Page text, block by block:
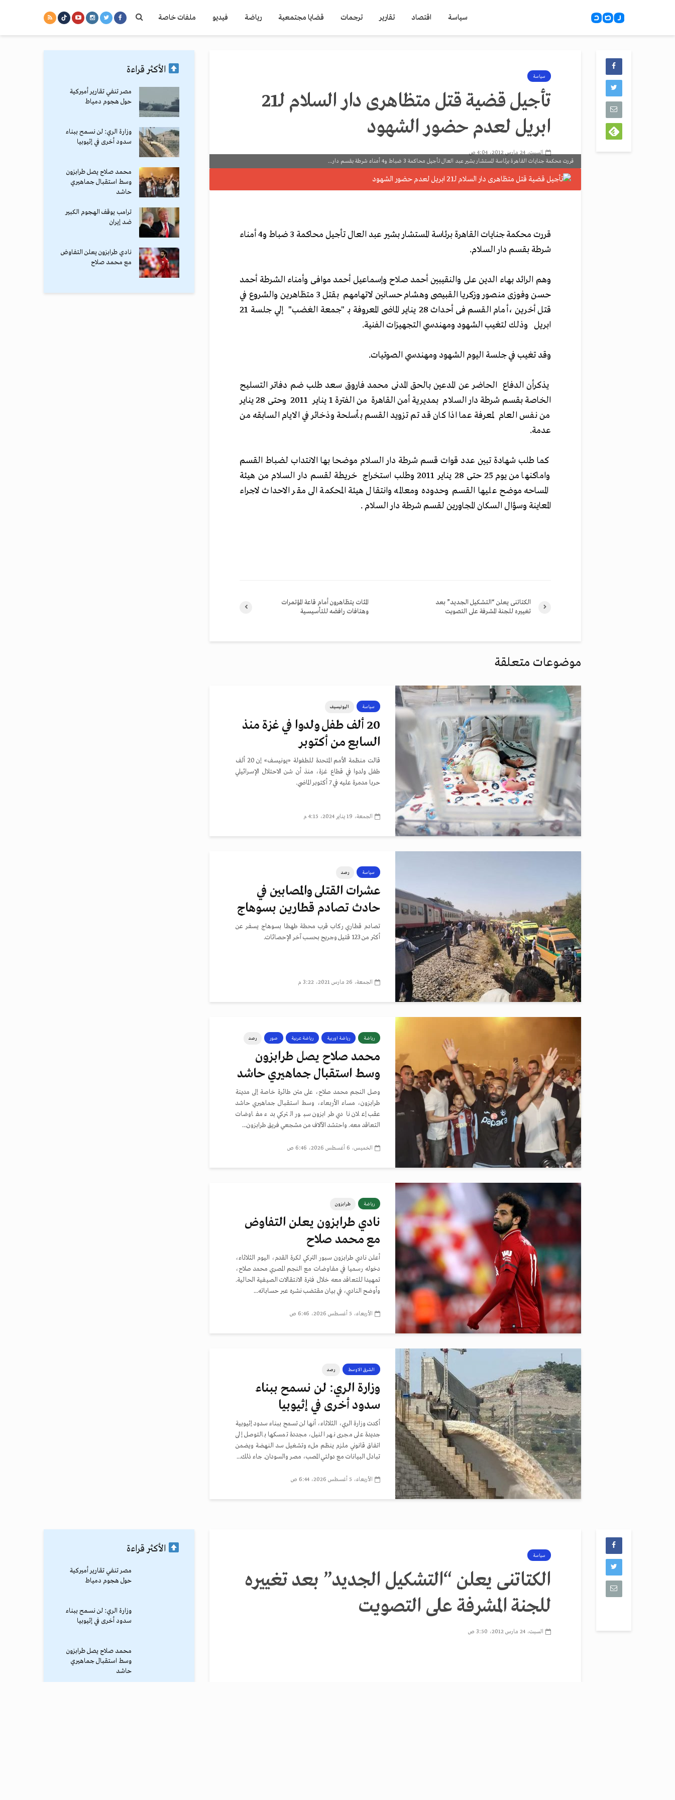
سياسة اقتصاد تقارير ترجمات قضايا مجتمعية رياضة فيديو ملفات خاصة
سياسة
تأجيل قضية قتل متظاهرى دار السلام لـ21
ابريل لعدم حضور الشهود
السبت، 24 مارس 2012، 4:04 ص
قررت محكمة جنايات القاهرة برئاسة المستشار بشير عبد العال تأجيل محاكمة 3 ضباط و4 أمناء شرطة بقسم دار...
قررت محكمة جنايات القاهرة برئاسة المستشار بشير عبد العال تأجيل محاكمة 3 ضباط و4 أمناء
شرطة بقسم دار السلام.
وهم الرائد بهاء الدين على والنقيبين أحمد صلاح وإسماعيل أحمد موافى وأمناء الشرطة أحمد
حسن وفوزى منصور وزكريا القبيصى وهشام حسانين لاتهامهم بقتل 3 متظاهرين والشروع في
قتل أخرين ،أمام القسم فى أحداث 28 يناير الماضى المعروفة بـ "جمعة الغضب" إلي جلسة 21
ابريل وذلك لتغيب الشهود ومهندسي التجهيزات الفنية.
وقد تغيب في جلسة اليوم الشهود ومهندسي الصوتيات.
يذكرأن الدفاع الحاضر عن المدعين بالحق المدنى محمد فاروق سعد طلب ضم دفاتر التسليح
الخاصة بقسم شرطة دار السلام بمديرية أمن القاهرة من الفترة 1 يناير 2011 وحتى 28 يناير
من نفس العام لمعرفة عما اذا كان قد تم تزويد القسم بأسلحة وذخائر في الايام السابقه من
عدمة.
كما طلب شهادة تبين عدد قوات قسم شرطة دار السلام موضحا بها الانتداب لضباط القسم
واماكنها من يوم 25 حتى 28 يناير 2011 وطلب استخراج خريطة لقسم دار السلام من هيئة
المساحه موضح عليها القسم وحدوده ومعالمه وانتقال هيئة المحكمة الى مقر الاحداث لاجراء
المعاينة وسؤال السكان المجاورين لقسم شرطة دار السلام .
المئات يتظاهرون أمام قاعة المؤتمرات
وهتافات رافضه للتأسيسية
الكتاتنى يعلن “التشكيل الجديد” بعد
تغييره للجنة المشرفة على التصويت
موضوعات متعلقة
سياسة اليونيسيف
20 ألف طفل ولدوا في غزة منذ
السابع من أكتوبر
قالت منظمة الأمم المتحدة للطفولة «يونيسف» إن 20 ألف
طفل ولدوا في قطاع غزة، منذ أن شن الاحتلال الإسرائيلي
حربا مدمرة عليه في 7 أكتوبر الماضي.
الجمعة، 19 يناير 2024، 4:15 م
سياسة رصد
عشرات القتلى والمصابين في
حادث تصادم قطارين بسوهاج
تصادم قطاري ركاب قرب محطة طهطا بسوهاج يسفر عن
أكثر من 123 قتيل وجريح بحسب آخر الإحصائات.
الجمعة، 26 مارس 2021، 3:22 م
رياضة رياضة اوربية رياضة عربية صور رصد
محمد صلاح يصل طرابزون
وسط استقبال جماهيري حاشد
وصل النجم محمد صلاح، على متن طائرة خاصة إلى مدينة
طرابزون، مساء الأربعاء، وسط استقبال جماهيري حاشد
عقب إعلان نادي طرابزون سبور التركي بدء مفاوضات
التعاقد معه. واحتشد الآلاف من مشجعي فريق طرابزون...
الخميس، 6 أغسطس 2026، 6:46 ص
رياضة طرابزون
نادي طرابزون يعلن التفاوض
مع محمد صلاح
أعلن نادي طرابزون سبور التركي لكرة القدم، اليوم الثلاثاء،
دخوله رسميا في مفاوضات مع النجم المصري محمد صلاح،
تمهيدا للتعاقد معه خلال فترة الانتقالات الصيفية الحالية.
وأوضح النادي، في بيان مقتضب نشره عبر حساباته...
الأربعاء، 5 أغسطس 2026، 6:46 ص
الشرق الاوسط رصد
وزارة الري: لن نسمح ببناء
سدود أخرى في إثيوبيا
أكدت وزارة الري، الثلاثاء، أنها لن تسمح ببناء سدود إثيوبية
جديدة على مجرى نهر النيل، مجددة تمسكها بالتوصل إلى
اتفاق قانوني ملزم ينظم ملء وتشغيل سد النهضة ويضمن
تبادل البيانات مع دولتي المصب، مصر والسودان. جاء ذلك...
الأربعاء، 5 أغسطس 2026، 6:44 ص
الأكثر قراءة
مصر تنفي تقارير أميركية
حول هجوم دمياط
وزارة الري: لن نسمح ببناء
سدود أخرى في إثيوبيا
محمد صلاح يصل طرابزون
وسط استقبال جماهيري
حاشد
ترامب يوقف الهجوم الكبير
ضد إيران
نادي طرابزون يعلن التفاوض
مع محمد صلاح
سياسة
الكتاتنى يعلن “التشكيل الجديد” بعد تغييره
للجنة المشرفة على التصويت
السبت، 24 مارس 2012، 3:50 ص
الأكثر قراءة
مصر تنفي تقارير أميركية
حول هجوم دمياط
وزارة الري: لن نسمح ببناء
سدود أخرى في إثيوبيا
محمد صلاح يصل طرابزون
وسط استقبال جماهيري
حاشد